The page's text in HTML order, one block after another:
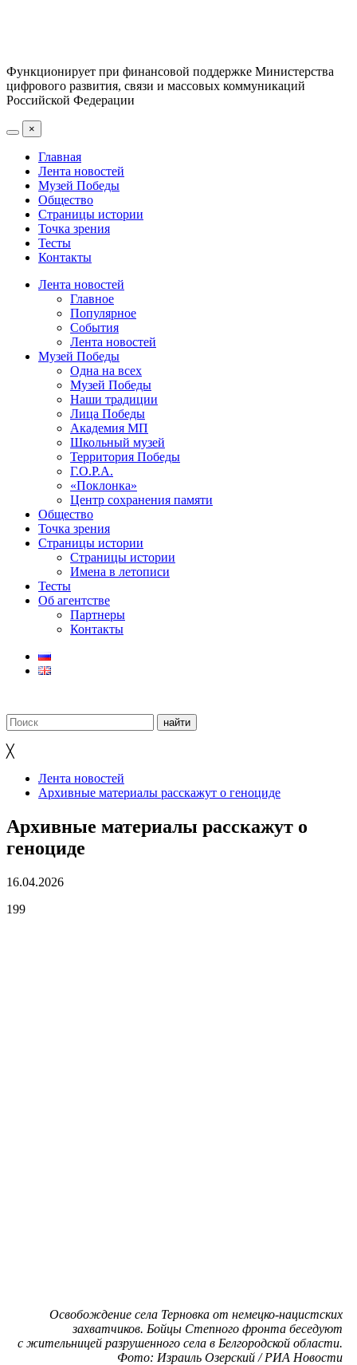
Функционирует при финансовой поддержке Министерства
цифрового развития, связи и массовых коммуникаций
Российской Федерации
×
Главная
Лента новостей
Музей Победы
Общество
Страницы истории
Точка зрения
Тесты
Контакты
Лента новостей
Главное
Популярное
События
Лента новостей
Музей Победы
Одна на всех
Музей Победы
Наши традиции
Лица Победы
Академия МП
Школьный музей
Территория Победы
Г.О.Р.А.
«Поклонка»
Центр сохранения памяти
Общество
Точка зрения
Страницы истории
Страницы истории
Имена в летописи
Тесты
Об агентстве
Партнеры
Контакты
╳
Лента новостей
Архивные материалы расскажут о геноциде
Архивные материалы расскажут о
геноциде
16.04.2026
199
Освобождение села Терновка от немецко-нацистских
захватчиков. Бойцы Степного фронта беседуют
с жительницей разрушенного села в Белгородской области.
Фото: Израиль Озерский / РИА Новости